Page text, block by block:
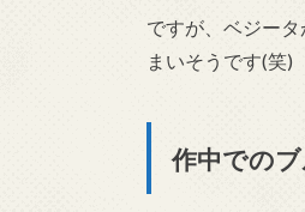
ですが、ベジー
まいそうです(笑)
作中での